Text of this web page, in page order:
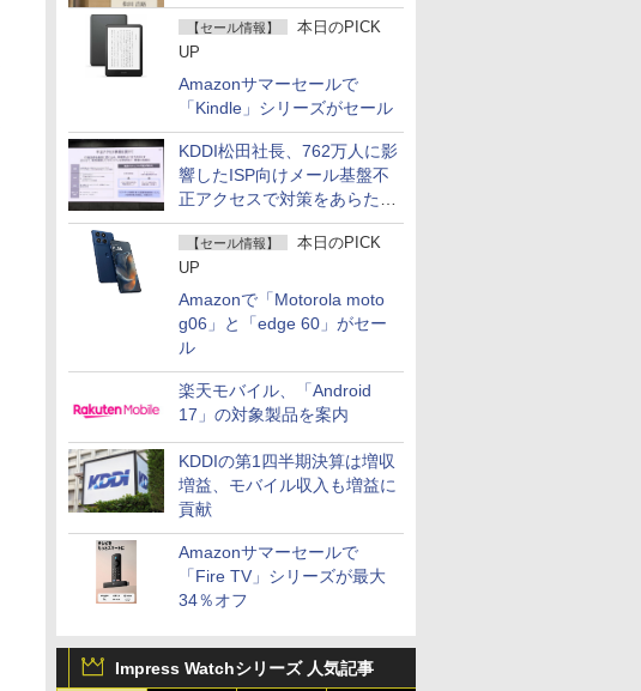
【セール情報】
本日のPICK
UP
Amazonサマーセールで
「Kindle」シリーズがセール
KDDI松田社長、762万人に影
響したISP向けメール基盤不
正アクセスで対策をあらため
て説明
【セール情報】
本日のPICK
UP
Amazonで「Motorola moto
g06」と「edge 60」がセー
ル
楽天モバイル、「Android
17」の対象製品を案内
KDDIの第1四半期決算は増収
増益、モバイル収入も増益に
貢献
Amazonサマーセールで
「Fire TV」シリーズが最大
34％オフ
Impress Watchシリーズ 人気記事